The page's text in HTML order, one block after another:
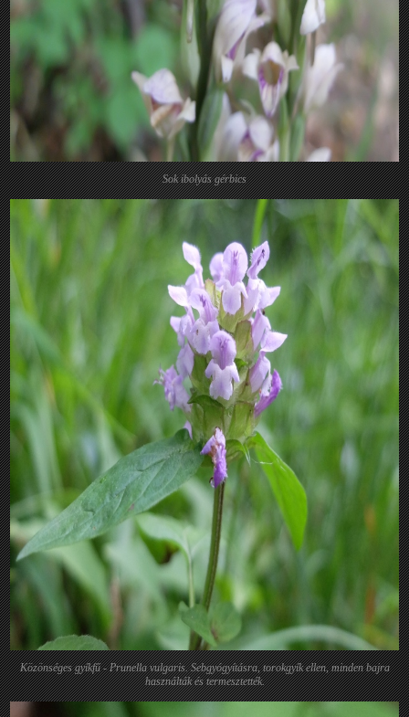
Sok ibolyás gérbics
Közönséges gyíkfű - Prunella vulgaris. Sebgyógyításra, torokgyík ellen, minden bajra
használták és termesztették.